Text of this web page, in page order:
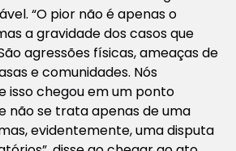
“O pior não é apenas o
a gravidade dos casos que
agressões físicas, ameaças de
e comunidades. Nós
isso chegou em um ponto
não se trata apenas de uma
evidentemente, uma disputa